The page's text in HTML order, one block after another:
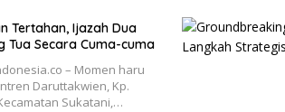
Tertahan, Ijazah Dua
Tua Secara Cuma-cuma
– Momen haru
Daruttakwien, Kp.
Sukatani,…